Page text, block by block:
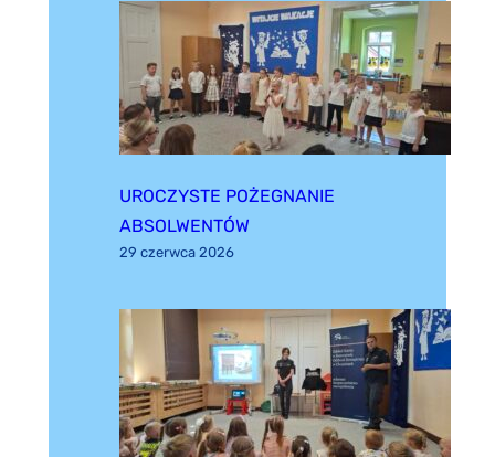
UROCZYSTE POŻEGNANIE
ABSOLWENTÓW
29 czerwca 2026